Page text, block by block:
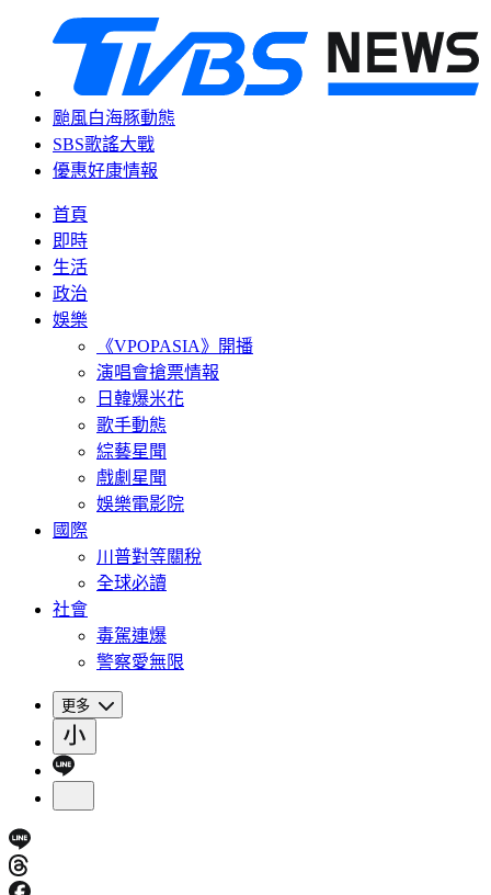
颱風白海豚動態
SBS歌謠大戰
優惠好康情報
首頁
即時
生活
政治
娛樂
《VPOPASIA》開播
演唱會搶票情報
日韓爆米花
歌手動態
綜藝星聞
戲劇星聞
娛樂電影院
國際
川普對等關稅
全球必讀
社會
毒駕連爆
警察愛無限
更多